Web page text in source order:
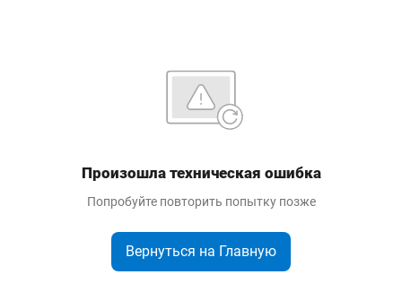
Произошла техническая ошибка
Попробуйте повторить попытку позже
Вернуться на Главную